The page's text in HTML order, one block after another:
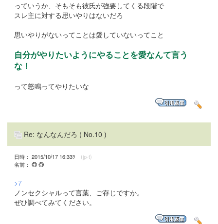
っていうか、そもそも彼氏が強要してくる段階で
スレ主に対する思いやりはないだろ
思いやりがないってことは愛していないってこと
自分がやりたいようにやることを愛なんて言う
な！
って怒鳴ってやりたいな
Re: なんなんだろ ( No.10 )
日時： 2015/10/17 16:33ﾂ (jp-t)
名前： ◎ ◎
>7
ノンセクシャルって言葉、ご存じですか。
ぜひ調べてみてください。